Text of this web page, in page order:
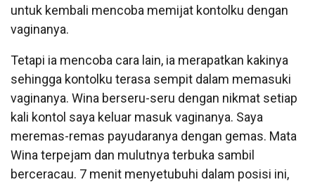
untuk kembali mencoba memijat kontolku dengan
vaginanya.
Tetapi ia mencoba cara lain, ia merapatkan kakinya
sehingga kontolku terasa sempit dalam memasuki
vaginanya. Wina berseru-seru dengan nikmat setiap
kali kontol saya keluar masuk vaginanya. Saya
meremas-remas payudaranya dengan gemas. Mata
Wina terpejam dan mulutnya terbuka sambil
berceracau. 7 menit menyetubuhi dalam posisi ini,